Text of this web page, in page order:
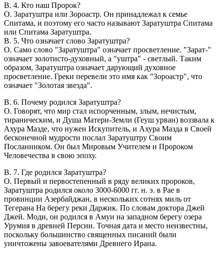
В. 4. Кто наш Пророк?
О. Заратуштра или Зороастр. Он принадлежал к семье
Спитама, и поэтому его часто называют Заратуштра Спитама
или Спитама Заратуштра.
В. 5. Что означает слово Заратуштра?
О. Само слово "Заратуштра" означает просветление. "Зарат-"
означает золотисто-духовный, а "уштра" - светлый. Таким
образом, Заратуштра означает дарующий духовное
просветление. Греки перевели это имя как "Зороастр", что
означает "Золотая звезда".
В. 6. Почему родился Заратуштра?
О. Говорят, что мир стал испорченным, злым, нечистым,
тираническим, и Душа Матери-Земли (Геуш урван) воззвала к
Ахура Мазде, что нужен Искупитель, и Ахура Мазда в Своей
бесконечной мудрости послал Заратуштру Своим
Посланником. Он был Мировым Учителем и Пророком
Человечества в свою эпоху.
В. 7. Где родился Заратуштра?
О. Первый и первостепенный в ряду великих пророков,
Заратуштра родился около 3000-6000 гг. н. э. в Рае в
провинции Азербайджан, в нескольких сотнях миль от
Тегерана На берегу реки Даржик. По словам доктора Джей
Джей. Моди, он родился в Амуи на западном берегу озера
Урумия в древней Персии. Точная дата и место неизвестны,
поскольку большинство священных писаний были
уничтожены завоевателями Древнего Ирана.